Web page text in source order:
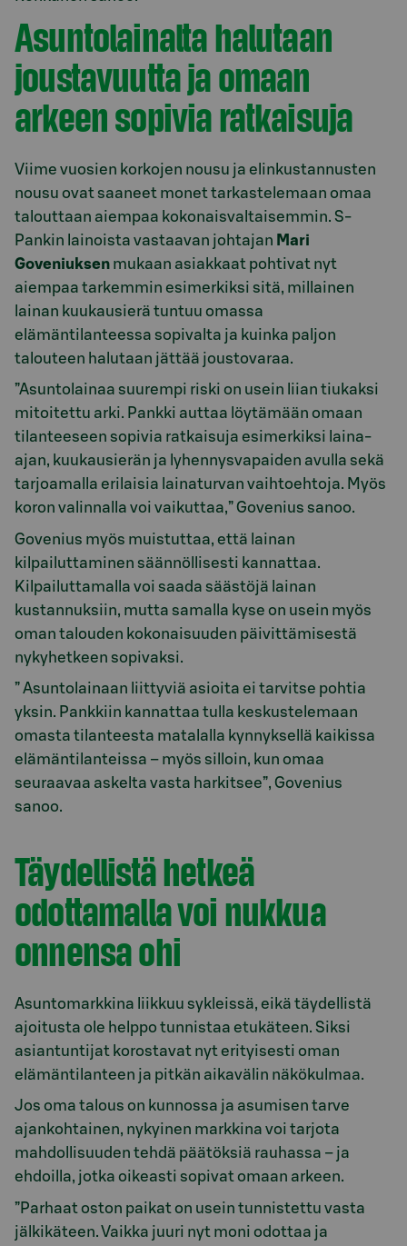
Asuntolainalta halutaan
joustavuutta ja omaan
arkeen sopivia ratkaisuja
Viime vuosien korkojen nousu ja elinkustannusten
nousu ovat saaneet monet tarkastelemaan omaa
talouttaan aiempaa kokonaisvaltaisemmin. S-
Pankin lainoista vastaavan johtajan Mari
Goveniuksen mukaan asiakkaat pohtivat nyt
aiempaa tarkemmin esimerkiksi sitä, millainen
lainan kuukausierä tuntuu omassa
elämäntilanteessa sopivalta ja kuinka paljon
talouteen halutaan jättää joustovaraa.
”Asuntolainaa suurempi riski on usein liian tiukaksi
mitoitettu arki. Pankki auttaa löytämään omaan
tilanteeseen sopivia ratkaisuja esimerkiksi laina-
ajan, kuukausierän ja lyhennysvapaiden avulla sekä
tarjoamalla erilaisia lainaturvan vaihtoehtoja. Myös
koron valinnalla voi vaikuttaa,” Govenius sanoo.
Govenius myös muistuttaa, että lainan
kilpailuttaminen säännöllisesti kannattaa.
Kilpailuttamalla voi saada säästöjä lainan
kustannuksiin, mutta samalla kyse on usein myös
oman talouden kokonaisuuden päivittämisestä
nykyhetkeen sopivaksi.
” Asuntolainaan liittyviä asioita ei tarvitse pohtia
yksin. Pankkiin kannattaa tulla keskustelemaan
omasta tilanteesta matalalla kynnyksellä kaikissa
elämäntilanteissa – myös silloin, kun omaa
seuraavaa askelta vasta harkitsee”, Govenius
sanoo.
Täydellistä hetkeä
odottamalla voi nukkua
onnensa ohi
Asuntomarkkina liikkuu sykleissä, eikä täydellistä
ajoitusta ole helppo tunnistaa etukäteen. Siksi
asiantuntijat korostavat nyt erityisesti oman
elämäntilanteen ja pitkän aikavälin näkökulmaa.
Jos oma talous on kunnossa ja asumisen tarve
ajankohtainen, nykyinen markkina voi tarjota
mahdollisuuden tehdä päätöksiä rauhassa – ja
ehdoilla, jotka oikeasti sopivat omaan arkeen.
”Parhaat oston paikat on usein tunnistettu vasta
jälkikäteen. Vaikka juuri nyt moni odottaa ja